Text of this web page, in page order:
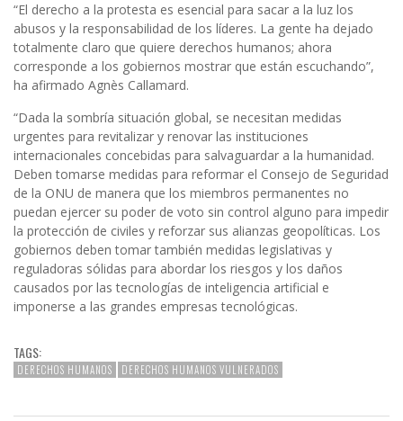
“El derecho a la protesta es esencial para sacar a la luz los
abusos y la responsabilidad de los líderes. La gente ha dejado
totalmente claro que quiere derechos humanos; ahora
corresponde a los gobiernos mostrar que están escuchando”,
ha afirmado Agnès Callamard.
“Dada la sombría situación global, se necesitan medidas
urgentes para revitalizar y renovar las instituciones
internacionales concebidas para salvaguardar a la humanidad.
Deben tomarse medidas para reformar el Consejo de Seguridad
de la ONU de manera que los miembros permanentes no
puedan ejercer su poder de voto sin control alguno para impedir
la protección de civiles y reforzar sus alianzas geopolíticas. Los
gobiernos deben tomar también medidas legislativas y
reguladoras sólidas para abordar los riesgos y los daños
causados por las tecnologías de inteligencia artificial e
imponerse a las grandes empresas tecnológicas.
TAGS:
DERECHOS HUMANOS DERECHOS HUMANOS VULNERADOS